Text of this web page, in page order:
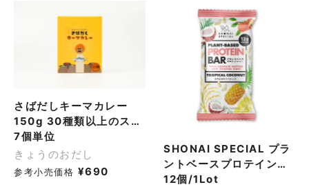
さばだしキーマカレー
150g 30種類以上のスパ
イスと豚挽肉で鯖節の力
強いうま味を引き立たせ
ました
7個単位
きょうのおだし
参考小売価格 ¥690
SHONAI SPECIAL プラ
ントベースプロテインバ
ー トロピカルココナッツ
12個/1Lot